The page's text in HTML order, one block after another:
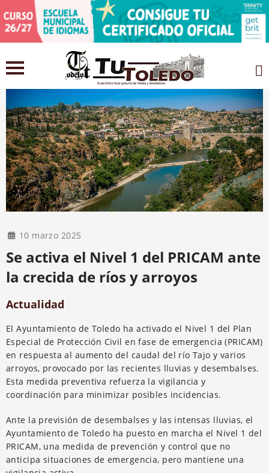
10 marzo 2025
Se activa el Nivel 1 del PRICAM ante
la crecida de ríos y arroyos
Actualidad
El Ayuntamiento de Toledo ha activado el Nivel 1 del Plan
Especial de Protección Civil en fase de emergencia (PRICAM)
en respuesta al aumento del caudal del río Tajo y varios
arroyos, provocado por las recientes lluvias y desembalses.
Esta medida preventiva refuerza la vigilancia y
coordinación para minimizar posibles incidencias.
Ante la previsión de desembalses y las intensas lluvias, el
Ayuntamiento de Toledo ha puesto en marcha el Nivel 1 del
PRICAM, una medida de prevención y control que no
anticipa situaciones de emergencia, pero mantiene una